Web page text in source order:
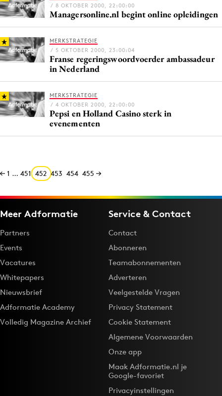
/ 8 OKTOBER 2000, 22:00:00
Managersonline.nl begint online opleidingen
MERKSTRATEGIE
/ 5 OKTOBER 2000, 23:00:04
Franse regeringswoordvoerder ambassadeur
in Nederland
MERKSTRATEGIE
/ 4 OKTOBER 2000, 22:00:00
Pepsi en Holland Casino sterk in
evenementen
1 … 451 452 453 454 455
Meer Adformatie
Partners
Events
Vacatures
Whitepapers
Nieuwsbrief
Adformatie Academy
Volledig Magazine Archief
Service & Contact
Contact
Abonneren
Teamabonnementen
Adverteren
Veelgestelde Vragen
Privacy Statement
Cookie Statement
Algemene Voorwaarden
Onze app
Maak Adformatie.nl je
Google-favoriet
Privacyinstellingen